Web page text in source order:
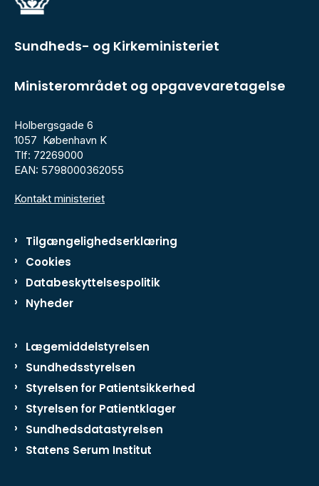
Sundheds- og Kirkeministeriet
Ministerområdet og opgavevaretagelse
Holbergsgade 6
1057 København K
Tlf: 72269000
EAN: 5798000362055
Kontakt ministeriet
Tilgængelighedserklæring
Cookies
Databeskyttelsespolitik
Nyheder
Lægemiddelstyrelsen
Sundhedsstyrelsen
Styrelsen for Patientsikkerhed
Styrelsen for Patientklager
Sundhedsdatastyrelsen
Statens Serum Institut